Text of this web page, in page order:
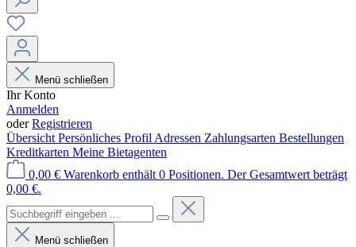
Menü schließen
Ihr Konto
Anmelden
oderRegistrieren
Übersicht Persönliches Profil Adressen Zahlungsarten Bestellungen
Kreditkarten Meine Bietagenten
0,00 € Warenkorb enthält 0 Positionen. Der Gesamtwert beträgt
0,00 €.
Menü schließen